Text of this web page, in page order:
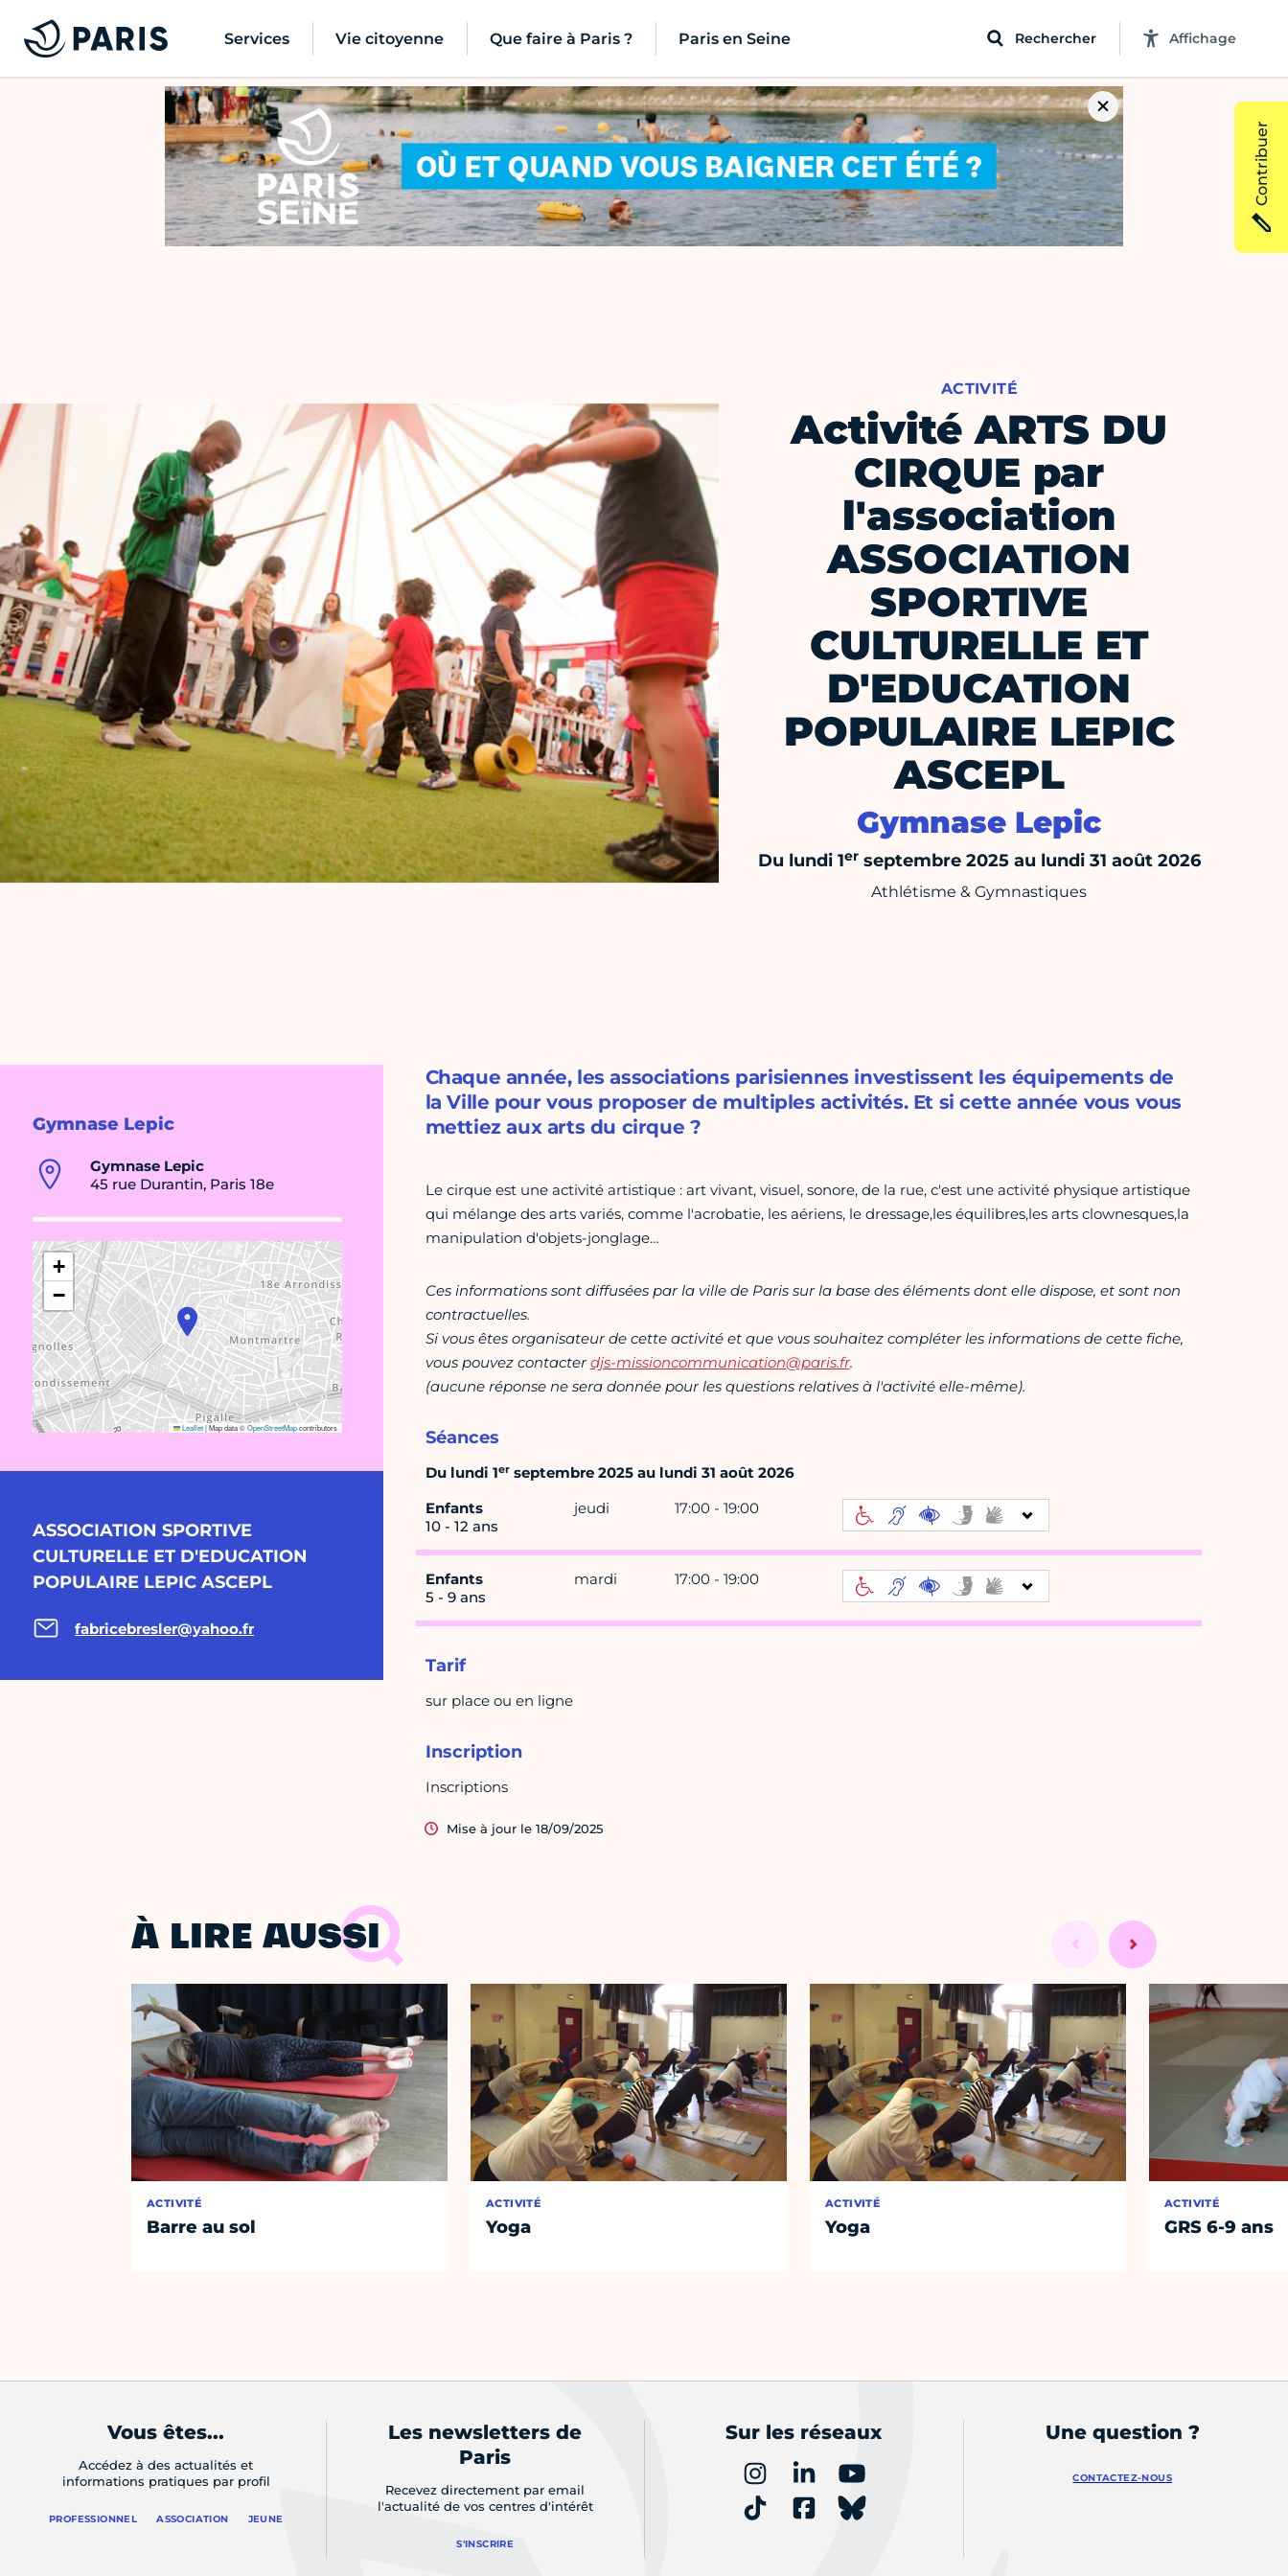
Services Vie citoyenne Que faire à Paris ? Paris en Seine Rechercher Affichage
ACTIVITÉ
Activité ARTS DU
CIRQUE par
l'association
ASSOCIATION
SPORTIVE
CULTURELLE ET
D'EDUCATION
POPULAIRE LEPIC
ASCEPL
Gymnase Lepic
Du lundi 1erseptembre 2025 au lundi 31 août 2026
Athlétisme & Gymnastiques
Gymnase Lepic
Gymnase Lepic
45 rue Durantin, Paris 18e
+
−
Leaflet|Map data ©OpenStreetMapcontributors
ASSOCIATION SPORTIVE
CULTURELLE ET D'EDUCATION
POPULAIRE LEPIC ASCEPL
fabricebresler@yahoo.fr
Chaque année, les associations parisiennes investissent les équipements de
la Ville pour vous proposer de multiples activités. Et si cette année vous vous
mettiez aux arts du cirque ?
Le cirque est une activité artistique : art vivant, visuel, sonore, de la rue, c'est une activité physique artistique
qui mélange des arts variés, comme l'acrobatie, les aériens, le dressage,les équilibres,les arts clownesques,la
manipulation d'objets-jonglage…
Ces informations sont diffusées par la ville de Paris sur la base des éléments dont elle dispose, et sont non
contractuelles.
Si vous êtes organisateur de cette activité et que vous souhaitez compléter les informations de cette fiche,
vous pouvez contacterdjs-missioncommunication@paris.fr.
(aucune réponse ne sera donnée pour les questions relatives à l'activité elle-même).
Séances
Du lundi 1erseptembre 2025 au lundi 31 août 2026
Enfants
10 - 12 ans
jeudi 17:00 - 19:00
Enfants
5 - 9 ans
mardi 17:00 - 19:00
Tarif
sur place ou en ligne
Inscription
Inscriptions
Mise à jour le 18/09/2025
À LIRE AUSSI
ACTIVITÉ
Barre au sol
ACTIVITÉ
Yoga
ACTIVITÉ
Yoga
ACTIVITÉ
GRS 6-9 ans
Contribuer
Vous êtes...
Accédez à des actualités et
informations pratiques par profil
PROFESSIONNEL ASSOCIATION JEUNE
Les newsletters de
Paris
Recevez directement par email
l'actualité de vos centres d'intérêt
S'INSCRIRE
Sur les réseaux Une question ?
CONTACTEZ-NOUS